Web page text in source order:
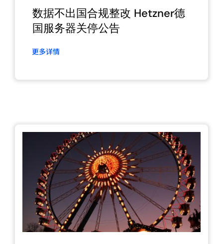
数据不出国合规整改 Hetzner德
国服务器关停公告
更多详情